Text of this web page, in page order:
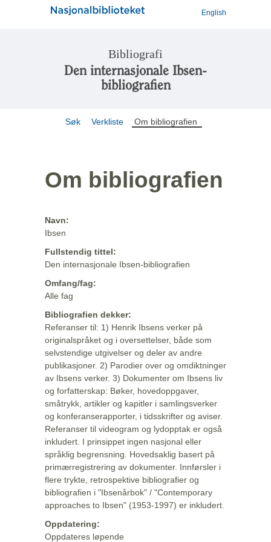
English
Bibliografi
Den internasjonale Ibsen-
bibliografien
Søk Verkliste Om bibliografien
Om bibliografien
Navn:
Ibsen
Fullstendig tittel:
Den internasjonale Ibsen-bibliografien
Omfang/fag:
Alle fag
Bibliografien dekker:
Referanser til: 1) Henrik Ibsens verker på
originalspråket og i oversettelser, både som
selvstendige utgivelser og deler av andre
publikasjoner. 2) Parodier over og omdiktninger
av Ibsens verker. 3) Dokumenter om Ibsens liv
og forfatterskap: Bøker, hovedoppgaver,
småtrykk, artikler og kapitler i samlingsverker
og konferanserapporter, i tidsskrifter og aviser.
Referanser til videogram og lydopptak er også
inkludert. I prinsippet ingen nasjonal eller
språklig begrensning. Hovedsaklig basert på
primærregistrering av dokumenter. Innførsler i
flere trykte, retrospektive bibliografier og
bibliografien i "Ibsenårbok" / "Contemporary
approaches to Ibsen" (1953-1997) er inkludert.
Oppdatering:
Oppdateres løpende